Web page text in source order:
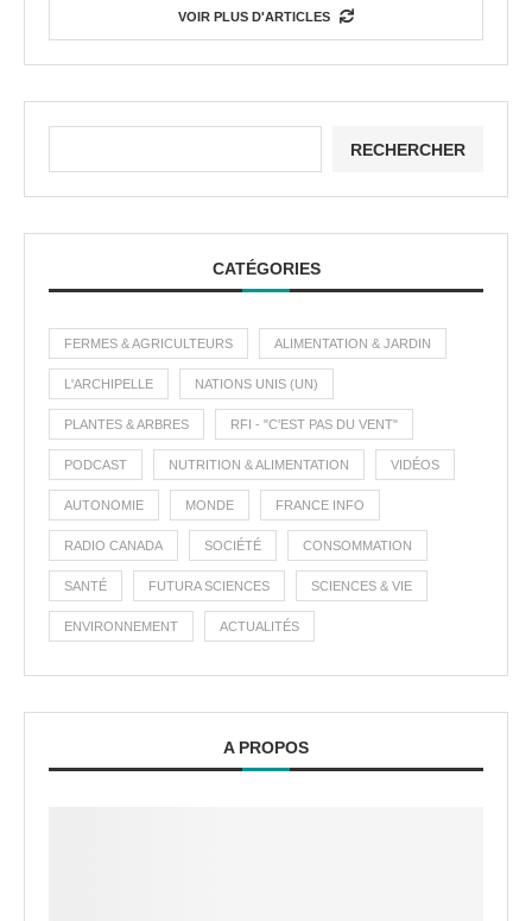
VOIR PLUS D'ARTICLES
RECHERCHER
CATÉGORIES
FERMES & AGRICULTEURS ALIMENTATION & JARDIN
L'ARCHIPELLE NATIONS UNIS (UN)
PLANTES & ARBRES RFI - "C'EST PAS DU VENT"
PODCAST NUTRITION & ALIMENTATION VIDÉOS
AUTONOMIE MONDE FRANCE INFO
RADIO CANADA SOCIÉTÉ CONSOMMATION
SANTÉ FUTURA SCIENCES SCIENCES & VIE
ENVIRONNEMENT ACTUALITÉS
A PROPOS